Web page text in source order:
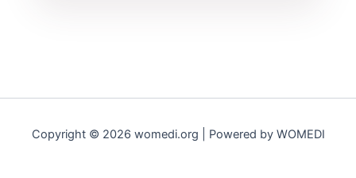
Copyright © 2026 womedi.org | Powered by WOMEDI